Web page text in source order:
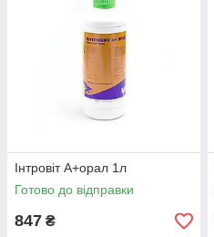
Інтровіт А+орал 1л
Готово до відправки
847 ₴